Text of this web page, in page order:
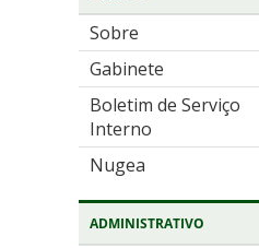
Sobre
Gabinete
Boletim de Serviço
Interno
Nugea
ADMINISTRATIVO